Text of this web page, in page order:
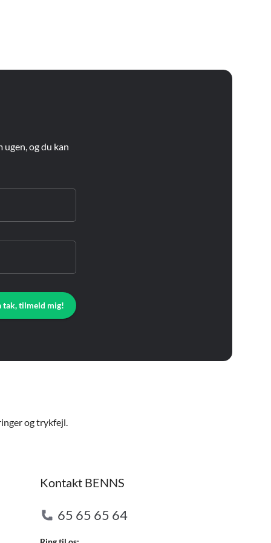
og du kan
tak, tilmeld mig!
og trykfejl.
Kontakt BENNS
65 65 65 64